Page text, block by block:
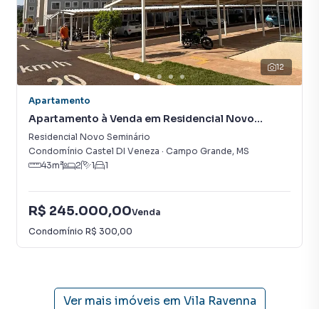
12
Apartamento
Apartamento à Venda em Residencial Novo
Seminário
Residencial Novo Seminário
Condomínio Castel DI Veneza · Campo Grande, MS
43m² 2 1 1
R$ 245.000,00Venda
Condomínio R$ 300,00
Ver mais imóveis em Vila Ravenna